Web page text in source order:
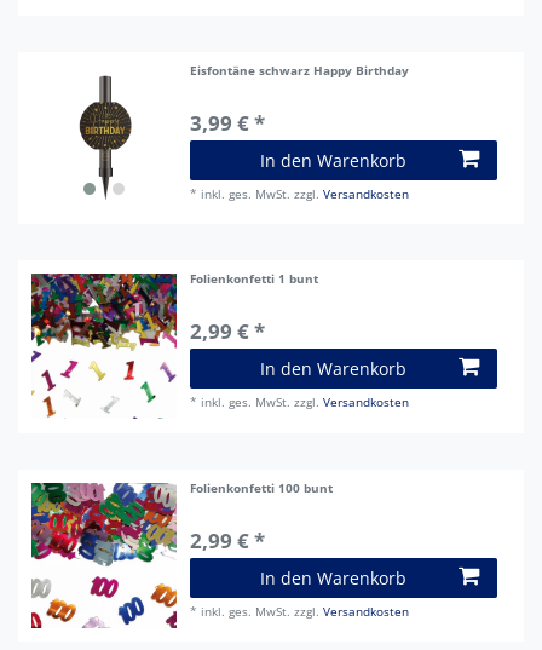
Eisfontäne schwarz Happy Birthday
3,99 € *
In den Warenkorb
* inkl. ges. MwSt. zzgl.Versandkosten
Folienkonfetti 1 bunt
2,99 € *
In den Warenkorb
* inkl. ges. MwSt. zzgl.Versandkosten
Folienkonfetti 100 bunt
2,99 € *
In den Warenkorb
* inkl. ges. MwSt. zzgl.Versandkosten